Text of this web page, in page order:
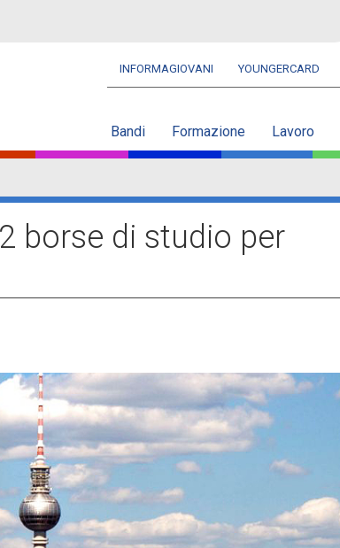
Navbar
INFORMAGIOVANI YOUNGERCARD
Bandi Formazione Lavoro
borse di studio per